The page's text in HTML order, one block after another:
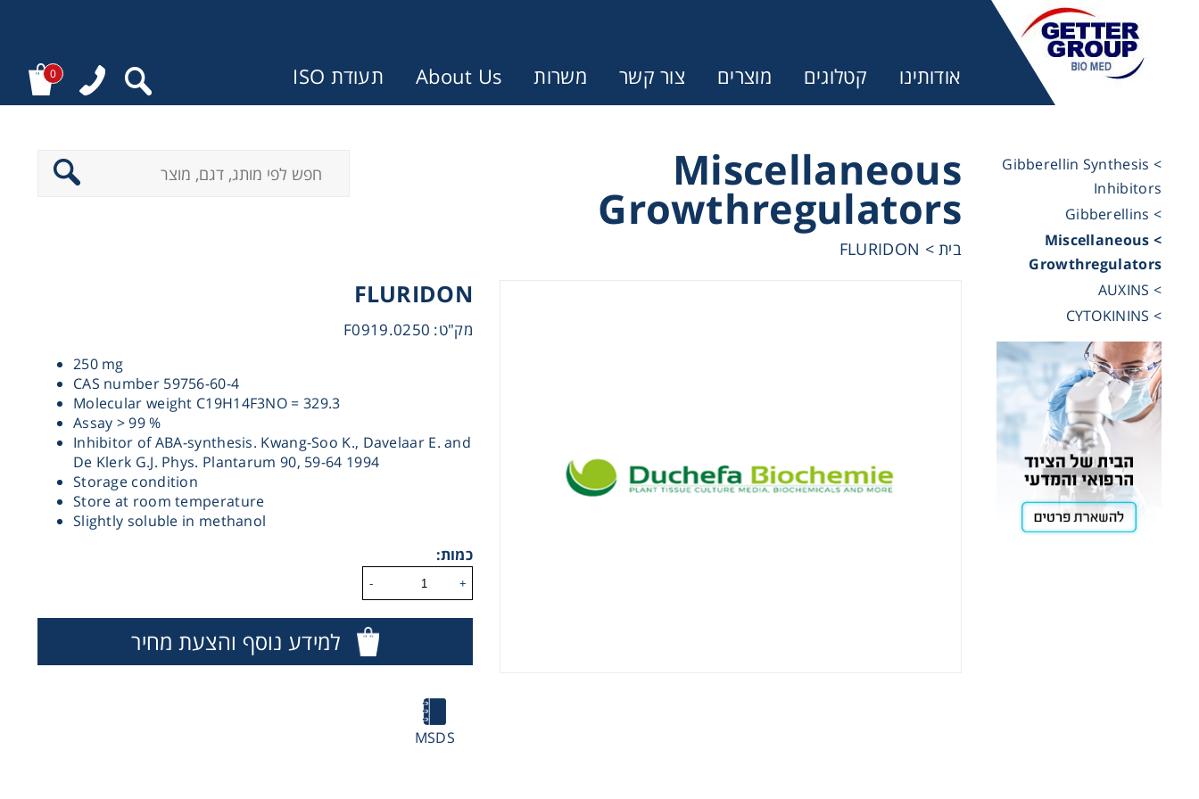
אודותינו קטלוגים מוצרים צור קשר משרות About Us תעודת ISO 0
> Gibberellin Synthesis
Inhibitors
> Gibberellins
> Miscellaneous
Growthregulators
> AUXINS
> CYTOKININS
Miscellaneous
Growthregulators
בית>
FLURIDON
FLURIDON
מק"ט: F0919.0250
250 mg
CAS number 59756-60-4
Molecular weight C19H14F3NO = 329.3
Assay > 99 %
Inhibitor of ABA-synthesis. Kwang-Soo K., Davelaar E. and
De Klerk G.J. Phys. Plantarum 90, 59-64 1994
Storage condition
Store at room temperature
Slightly soluble in methanol
כמות:
+
-
למידע נוסף והצעת מחיר
MSDS
Contact form not found.
מעונין לקבל הצעת מחיר או מידע עבור:
Heating